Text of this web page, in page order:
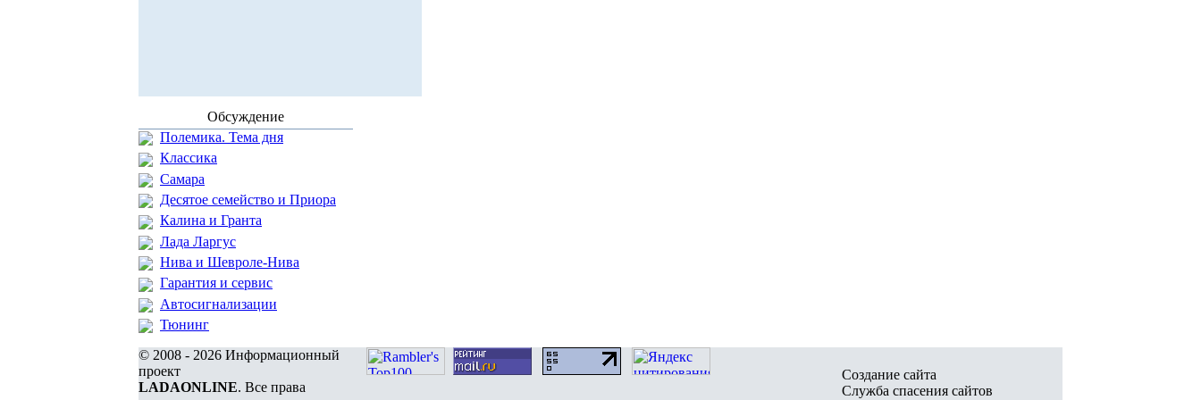
Обсуждение
Полемика. Тема дня
Классика
Самара
Десятое семейство и Приора
Калина и Гранта
Лада Ларгус
Нива и Шевроле-Нива
Гарантия и сервис
Автосигнализации
Тюнинг
© 2008 - 2026 Информационный
проект
LADAONLINE. Все права
Создание сайта
Служба спасения сайтов